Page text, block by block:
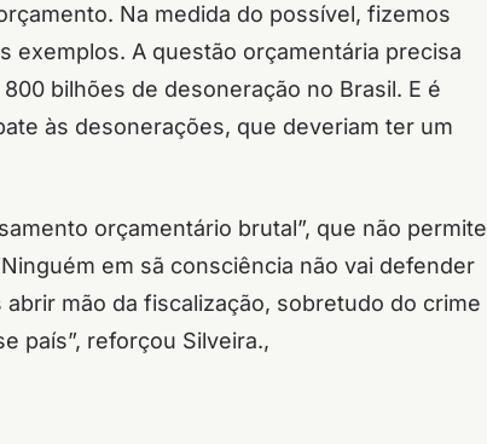
Na medida do possível, fizemos
exemplos. A questão orçamentária precisa
bilhões de desoneração no Brasil. E é
às desonerações, que deveriam ter um
orçamentário brutal”, que não permite
em sã consciência não vai defender
mão da fiscalização, sobretudo do crime
país”, reforçou Silveira.,